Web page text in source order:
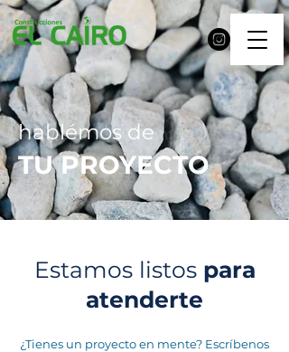
hablémos de
TU PROYECTO
Estamos listos para
atenderte
¿Tienes un proyecto en mente? Escríbenos